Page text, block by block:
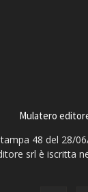
Mulatero
48 del 28/
srl è iscritta